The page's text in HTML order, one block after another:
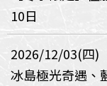
10日
2026/12/03(四)
冰島極光奇遇、